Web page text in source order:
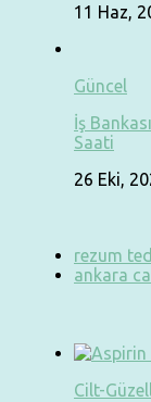
11 Haz,
Güncel
İş
Saati
26 Eki,
rezum
ankara
Cilt-